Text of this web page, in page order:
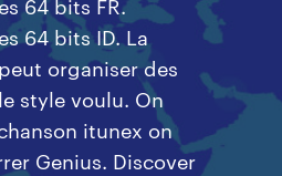
64 bits ID. La
organiser des
style voulu. On
itunex on
Genius. Discover